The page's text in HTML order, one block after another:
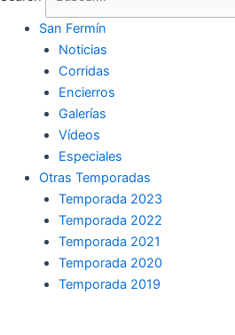
San Fermín
Noticias
Corridas
Encierros
Galerías
Vídeos
Especiales
Otras Temporadas
Temporada 2023
Temporada 2022
Temporada 2021
Temporada 2020
Temporada 2019